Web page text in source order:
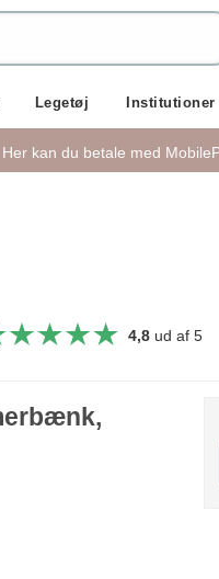
Legetøj Institutioner
Her kan du betale med
4,8ud af 5